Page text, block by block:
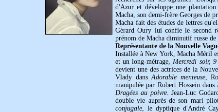
d'Azur et développe une
Macha, son demi-frère Georges de
Macha fait des études de lettres
Gérard Oury lui confie le second
prénom de Macha diminutif russe
Représentante de la Nouvelle
Installée à New York, Macha Méril
et un long-métrage,Mercredi soir, 9
devient une des actrices de la
Vlady dansAdorable menteuse,
manipulée par Robert Hossein dans
Dragées au poivre. Jean-Luc
double vie auprès de son mari
conjugale, le dyptique d'André